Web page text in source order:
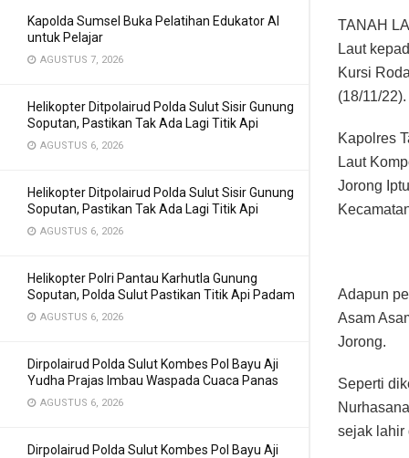
Kapolda Sumsel Buka Pelatihan Edukator AI
untuk Pelajar
AGUSTUS 7, 2026
Helikopter Ditpolairud Polda Sulut Sisir Gunung
Soputan, Pastikan Tak Ada Lagi Titik Api
AGUSTUS 6, 2026
Helikopter Ditpolairud Polda Sulut Sisir Gunung
Soputan, Pastikan Tak Ada Lagi Titik Api
AGUSTUS 6, 2026
Helikopter Polri Pantau Karhutla Gunung
Soputan, Polda Sulut Pastikan Titik Api Padam
AGUSTUS 6, 2026
Dirpolairud Polda Sulut Kombes Pol Bayu Aji
Yudha Prajas Imbau Waspada Cuaca Panas
AGUSTUS 6, 2026
Dirpolairud Polda Sulut Kombes Pol Bayu Aji
TANAH
Laut
Kursi
(18/11/22).
Kapolres
Laut
Jorong
Adapun
Asam
Jorong.
Seperti
sejak lahir